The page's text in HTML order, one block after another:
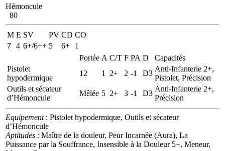
Hémoncule
80
M E SV PV CD CO
7 4 6+/6++ 5 6+
1
Portée A C/T F PA D
Capacités
Pistolet
hypodermique
12 1 2+ 2 -1 D3
Anti-Infanterie 2+,
Pistolet, Précision
Outils et sécateur
d’Hémoncule
Mêlée 5 2+ 3 -1 D3
Anti-Infanterie 2+,
Précision
Equipement: Pistolet hypodermique, Outils et sécateur
d’Hémoncule
Aptitudes : Maître de la douleur, Peur Incarnée (Aura), La
Puissance par la Souffrance, Insensible à la Douleur 5+, Meneur,